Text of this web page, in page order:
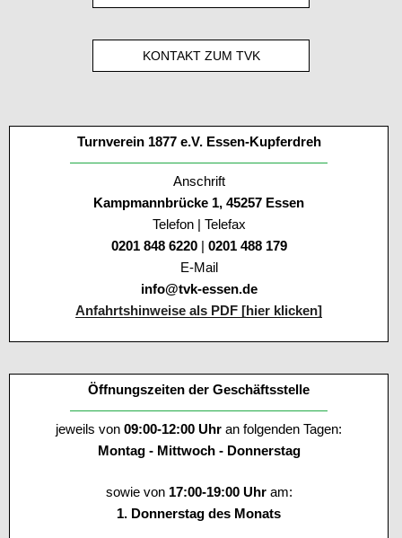
KONTAKT ZUM TVK
Turnverein 1877 e.V. Essen-Kupferdreh
Anschrift
Kampmannbrücke 1, 45257 Essen
Telefon | Telefax
0201 848 6220 | 0201 488 179
E-Mail
info@tvk-essen.de
Anfahrtshinweise als PDF [hier klicken]
Öffnungszeiten der Geschäftsstelle
jeweils von 09:00-12:00 Uhr an folgenden Tagen:
Montag - Mittwoch - Donnerstag
sowie von 17:00-19:00 Uhram:
1. Donnerstag des Monats